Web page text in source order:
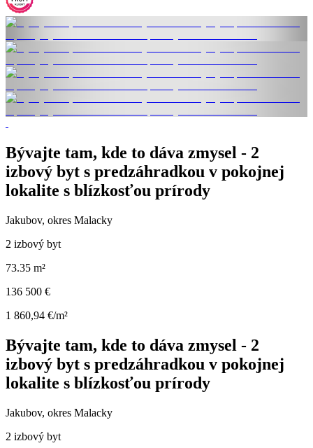
Bývajte tam, kde to dáva zmysel - 2
izbový byt s predzáhradkou v pokojnej
lokalite s blízkosťou prírody
Jakubov, okres Malacky
2 izbový byt
73.35 m²
136 500 €
1 860,94 €/m²
Bývajte tam, kde to dáva zmysel - 2
izbový byt s predzáhradkou v pokojnej
lokalite s blízkosťou prírody
Jakubov, okres Malacky
2 izbový byt